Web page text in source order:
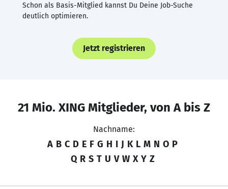
Schon als Basis-Mitglied kannst Du Deine Job-Suche
deutlich optimieren.
Jetzt registrieren
21 Mio. XING Mitglieder, von A bis Z
Nachname:
A B C D E F G H I J K L M N O P
Q R S T U V W X Y Z